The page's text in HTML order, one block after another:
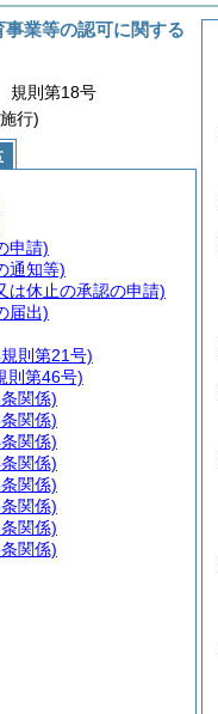
業等の認可に関する
規則第18号
行)
申請)
通知等)
は休止の承認の申請)
届出)
則第21号)
則第46号)
関係)
関係)
関係)
関係)
関係)
関係)
関係)
関係)